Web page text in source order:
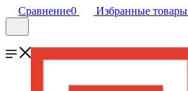
Сравнение0 Избранные товары